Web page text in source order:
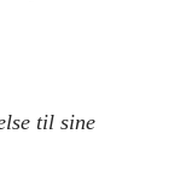
til sine